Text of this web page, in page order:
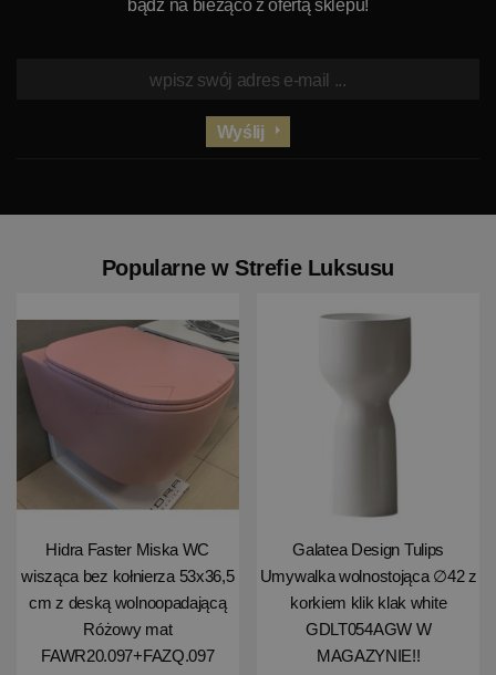
bądź na bieżąco z ofertą sklepu!
Wyślij
Popularne w Strefie Luksusu
Hidra Faster Miska WC
wisząca bez kołnierza 53x36,5
cm z deską wolnoopadającą
Różowy mat
FAWR20.097+FAZQ.097
Galatea Design Tulips
Umywalka wolnostojąca ∅42 z
korkiem klik klak white
GDLT054AGW W
MAGAZYNIE!!